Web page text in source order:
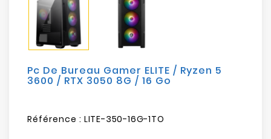
Sécurité
Mobilités
Pc De Bureau Gamer ELITE / Ryzen 5
3600 / RTX 3050 8G / 16 Go
Référence : LITE-350-16G-1TO